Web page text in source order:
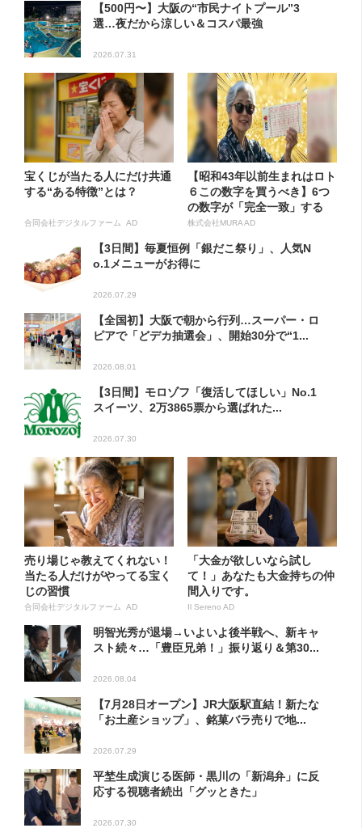
【500円〜】大阪の“市民ナイトプール”3
選…夜だから涼しい＆コスパ最強
2026.07.31
宝くじが当たる人にだけ共通
する“ある特徴”とは？
合同会社デジタルファーム AD
【昭和43年以前生まれはロト
６この数字を買うべき】6つ
の数字が「完全一致」する
方...
株式会社MURA AD
【3日間】毎夏恒例「銀だこ祭り」、人気N
o.1メニューがお得に
2026.07.29
【全国初】大阪で朝から行列…スーパー・ロ
ピアで「どデカ抽選会」、開始30分で“1...
2026.08.01
【3日間】モロゾフ「復活してほしい」No.1
スイーツ、2万3865票から選ばれた...
2026.07.30
売り場じゃ教えてくれない！
当たる人だけがやってる宝く
じの習慣
合同会社デジタルファーム AD
「大金が欲しいなら試し
て！」あなたも大金持ちの仲
間入りです。
Il Sereno AD
明智光秀が退場→いよいよ後半戦へ、新キャ
スト続々…「豊臣兄弟！」振り返り＆第30...
2026.08.04
【7月28日オープン】JR大阪駅直結！新たな
「お土産ショップ」、銘菓バラ売りで地...
2026.07.29
平埜生成演じる医師・黒川の「新潟弁」に反
応する視聴者続出「グッときた」
2026.07.30